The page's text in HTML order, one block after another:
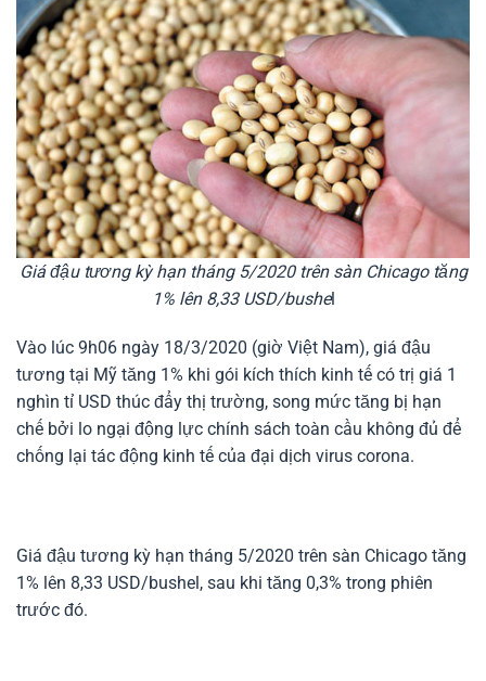
Giá đậu tương kỳ hạn tháng 5/2020 trên sàn Chicago tăng
1% lên 8,33 USD/bushel
Vào lúc 9h06 ngày 18/3/2020 (giờ Việt Nam), giá đậu
tương tại Mỹ tăng 1% khi gói kích thích kinh tế có trị giá 1
nghìn tỉ USD thúc đẩy thị trường, song mức tăng bị hạn
chế bởi lo ngại động lực chính sách toàn cầu không đủ để
chống lại tác động kinh tế của đại dịch virus corona.
Giá đậu tương kỳ hạn tháng 5/2020 trên sàn Chicago tăng
1% lên 8,33 USD/bushel, sau khi tăng 0,3% trong phiên
trước đó.